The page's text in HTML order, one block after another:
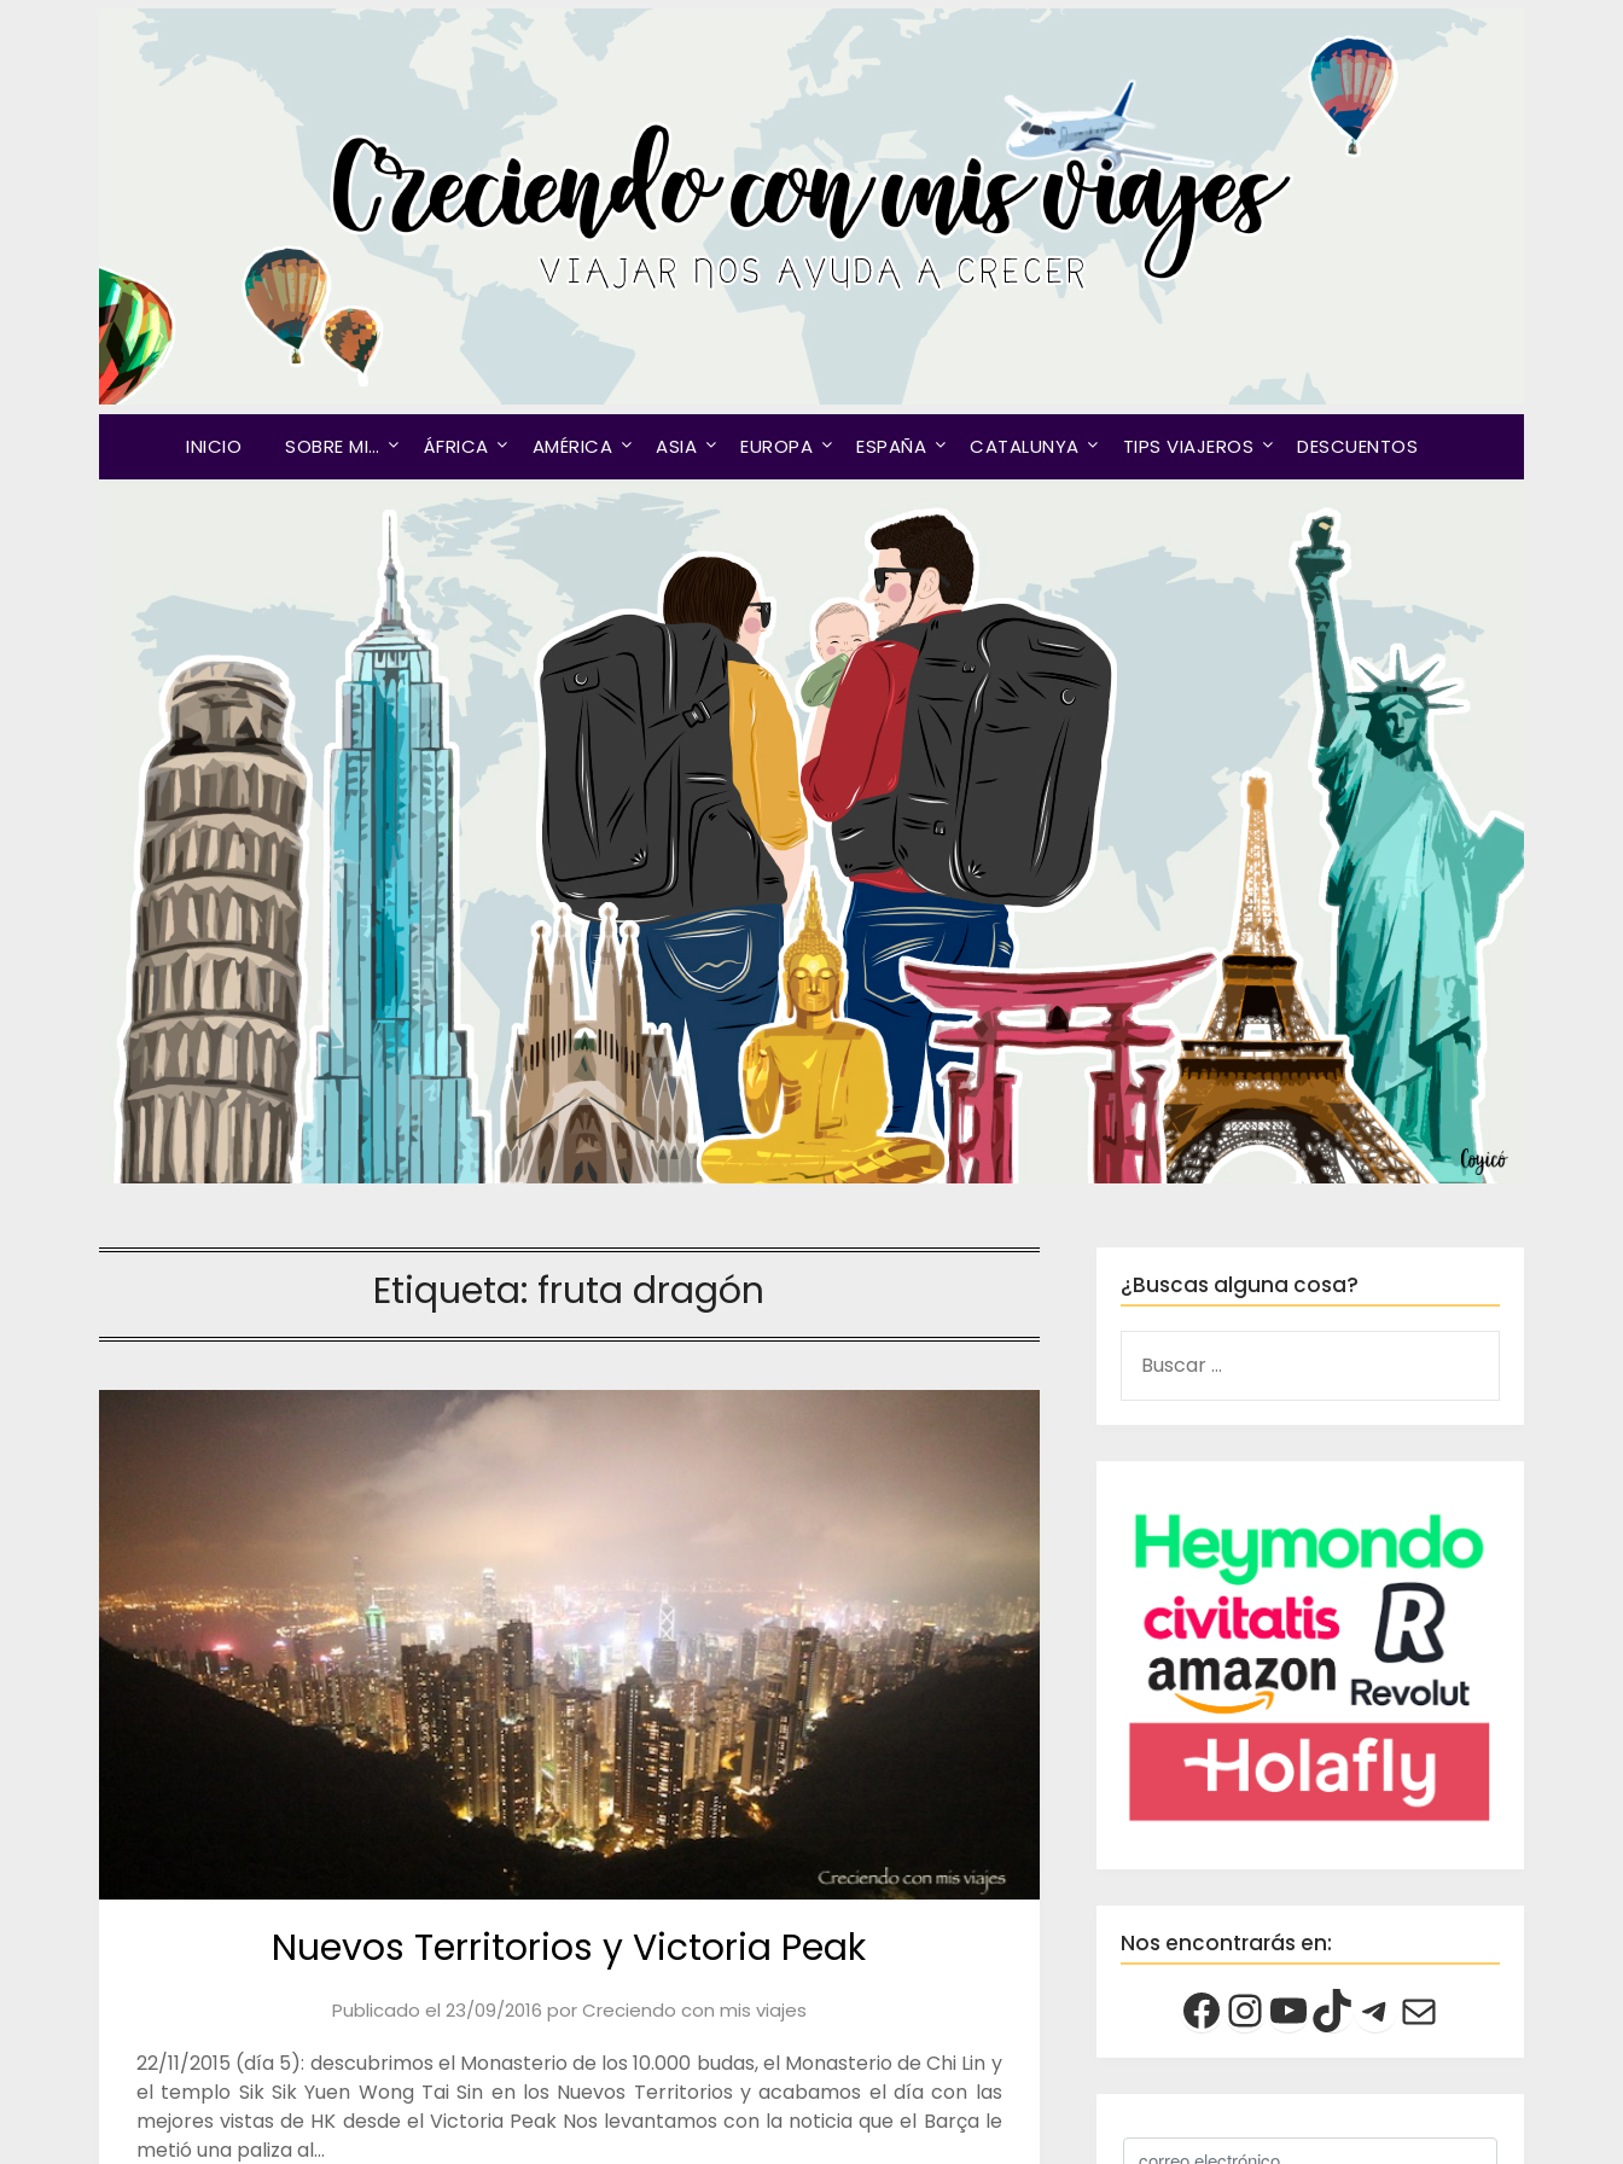
INICIO SOBRE MI… ÁFRICA AMÉRICA ASIA EUROPA ESPAÑA CATALUNYA TIPS VIAJEROS DESCUENTOS
Etiqueta: fruta dragón
Nuevos Territorios y Victoria Peak
Publicado el 23/09/2016 porCreciendo con mis viajes
22/11/2015 (día 5): descubrimos el Monasterio de los 10.000 budas, el Monasterio de Chi Lin y
el templo Sik Sik Yuen Wong Tai Sin en los Nuevos Territorios y acabamos el día con las
mejores vistas de HK desde el Victoria Peak Nos levantamos con la noticia que el Barça le
metió una paliza al…
¿Buscas alguna cosa?
Nos encontrarás en: